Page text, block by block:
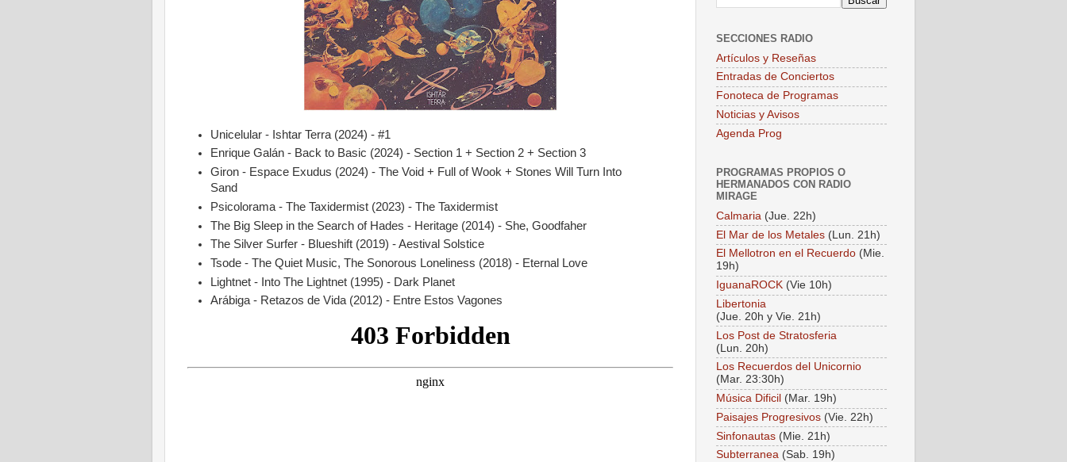
Unicelular - Ishtar Terra (2024) - #1
Enrique Galán - Back to Basic (2024) - Section 1 + Section 2 + Section 3
Giron - Espace Exudus (2024) - The Void + Full of Wook + Stones Will Turn Into
Sand
Psicolorama - The Taxidermist (2023) - The Taxidermist
The Big Sleep in the Search of Hades - Heritage (2014) - She, Goodfaher
The Silver Surfer - Blueshift (2019) - Aestival Solstice
Tsode - The Quiet Music, The Sonorous Loneliness (2018) - Eternal Love
Lightnet - Into The Lightnet (1995) - Dark Planet
Arábiga - Retazos de Vida (2012) - Entre Estos Vagones
SECCIONES RADIO
Artículos y Reseñas
Entradas de Conciertos
Fonoteca de Programas
Noticias y Avisos
Agenda Prog
PROGRAMAS PROPIOS O
HERMANADOS CON RADIO
MIRAGE
Calmaria (Jue. 22h)
El Mar de los Metales (Lun. 21h)
El Mellotron en el Recuerdo (Mie.
19h)
IguanaROCK (Vie 10h)
Libertonia
(Jue. 20h y Vie. 21h)
Los Post de Stratosferia
(Lun. 20h)
Los Recuerdos del Unicornio
(Mar. 23:30h)
Música Dificil (Mar. 19h)
Paisajes Progresivos (Vie. 22h)
Sinfonautas (Mie. 21h)
Subterranea (Sab. 19h)